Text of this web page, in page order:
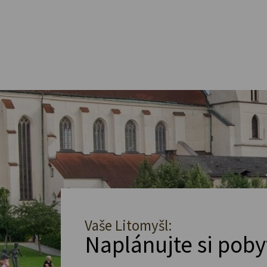
Vaše Litomyšl:
Naplánujte si